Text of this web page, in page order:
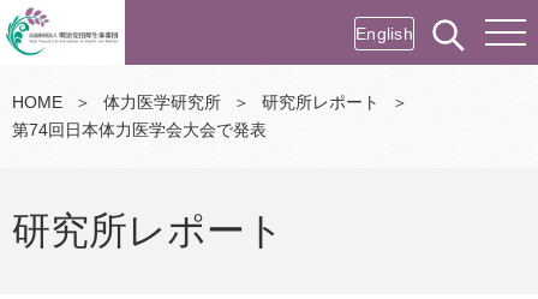
English
HOME ＞ 体力医学研究所 ＞ 研究所レポート
＞
第74回日本体力医学会大会で発表
研究所レポート